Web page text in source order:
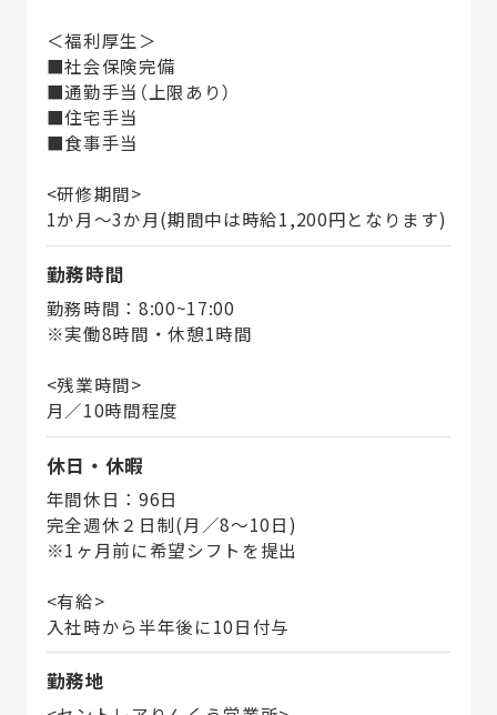
＜福利厚生＞
■社会保険完備
■通勤手当（上限あり）
■住宅手当
■食事手当
<研修期間>
1か月～3か月(期間中は時給1,200円となります)
勤務時間
勤務時間：8:00~17:00
※実働8時間・休憩1時間
<残業時間>
月／10時間程度
休日・休暇
年間休日：96日
完全週休２日制(月／8～10日)
※1ヶ月前に希望シフトを提出
<有給>
入社時から半年後に10日付与
勤務地